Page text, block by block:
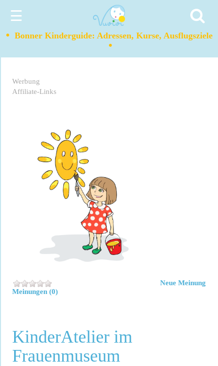
☰
• Bonner Kinderguide: Adressen, Kurse, Ausflugsziele
•
Werbung
Affiliate-Links
Meinungen (0)
Neue Meinung
KinderAtelier im
Frauenmuseum